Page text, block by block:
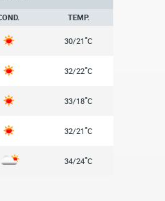
TEMP.
30/21°C
32/22°C
33/18°C
32/21°C
34/24°C